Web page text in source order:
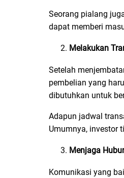
Seorang pialang
dapat memberi
Melakukan
Setelah
pembelian yang
dibutuhkan untuk
Adapun jadwal
Umumnya, investor
Menjaga
Komunikasi yang